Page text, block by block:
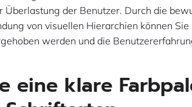
der Benutzer. Durch die
von visuellen Hierarchien können Sie
werden und die
eine klare